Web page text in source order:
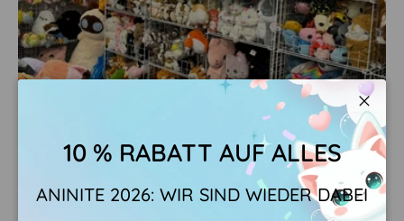
10 % RABATT AUF ALLES
ANINITE 2026: WIR SIND WIEDER DABEI